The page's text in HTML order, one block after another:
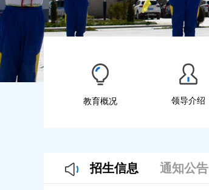
教育概况 领导介绍
招生信息 通知公告